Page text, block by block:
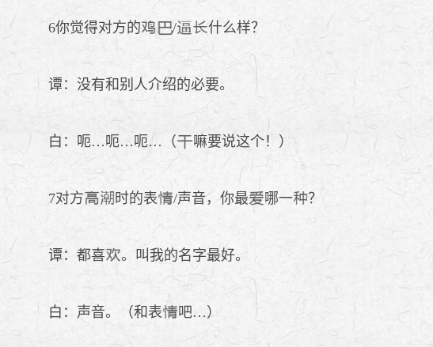
6你觉得对方的 / 什么样？
谭：没有和别人介绍的必要。
白：呃…呃…呃…（ 嘛要说这个！）
7对方 时的表 /声音，你最 哪一 ？
谭：都喜 。叫我的名字最好。
白：声音。（和表 吧…）